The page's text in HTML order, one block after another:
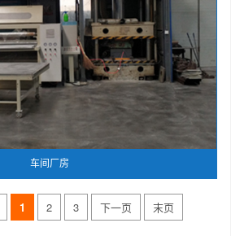
车间厂房
1 2 3 下一页 末页